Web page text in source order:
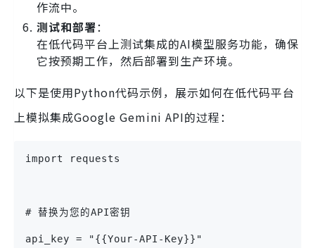
作流中。
测试和部署：
在低代码平台上测试集成的AI模型服务功能，确保
它按预期工作，然后部署到生产环境。
以下是使用Python代码示例，展示如何在低代码平台
上模拟集成Google Gemini API的过程：
import requests
# 替换为您的API密钥
api_key = "{{Your-API-Key}}"